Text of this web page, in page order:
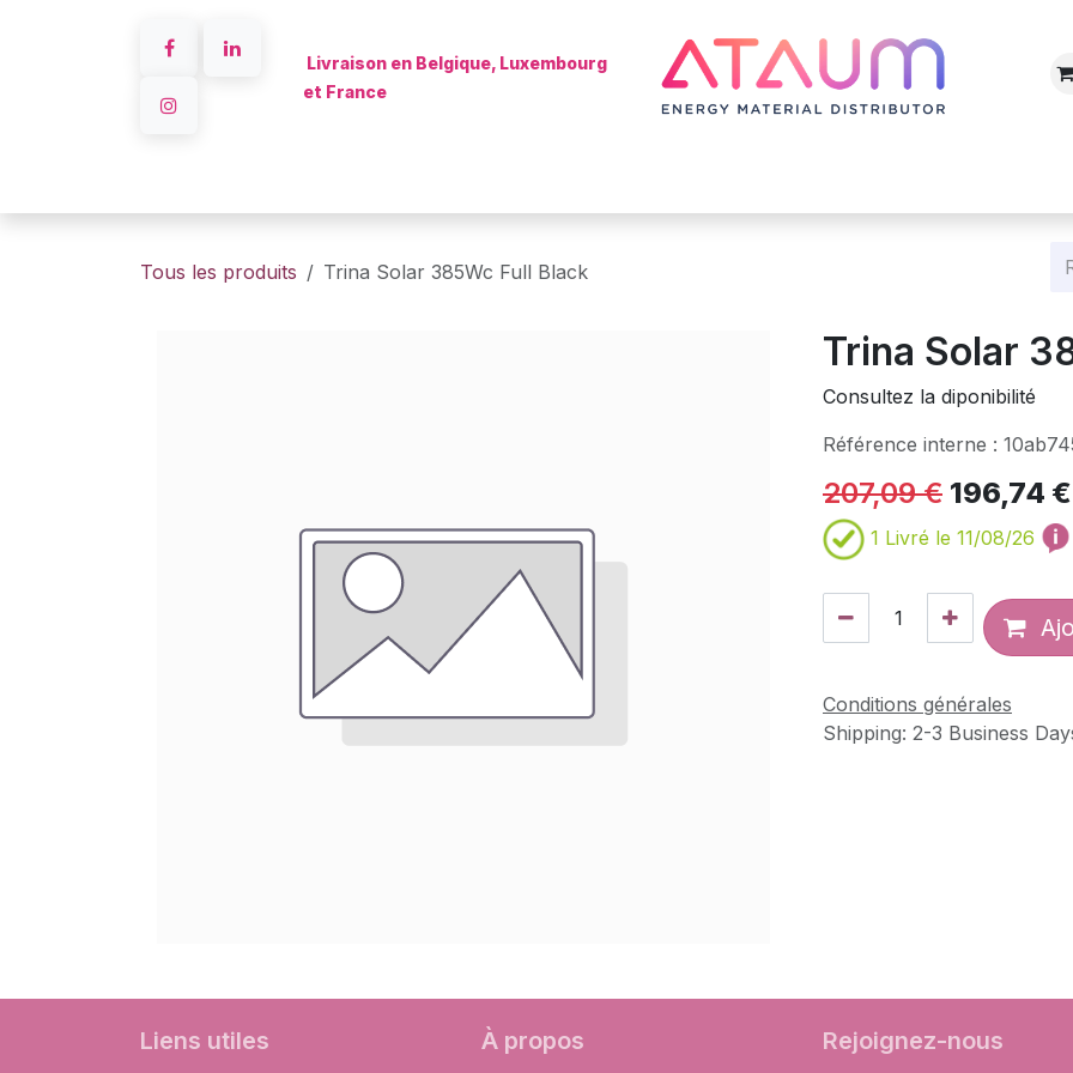
Livraison en Belgique, Luxembourg
et France
Tous les produits Trina Solar 385Wc Full Black
Trina Solar
Consultez la diponibilité
Référence interne :
207,09€ 196,74 €
1 Livré le 11/08/26
Conditions générales
Shipping: 2-3 Business
Liens utiles À propos Rejoignez-nous